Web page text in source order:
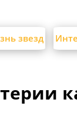
звезд